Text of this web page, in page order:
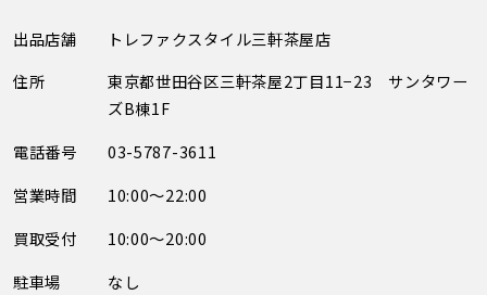
出品店舗
トレファクスタイル三軒茶屋店
住所
東京都世田谷区三軒茶屋2丁目11−23 サンタワー
ズB棟1F
電話番号
03-5787-3611
営業時間
10:00～22:00
買取受付
10:00～20:00
駐車場
なし